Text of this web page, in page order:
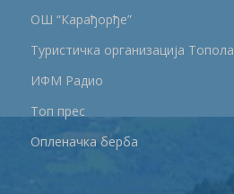
ОШ “Карађорђе”
Туристичка организација Топола
ИФМ Радио
Топ прес
Опленачка берба